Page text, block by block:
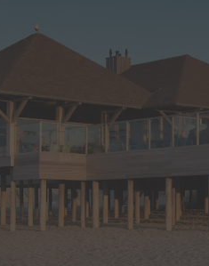
locatifs pour rechercher